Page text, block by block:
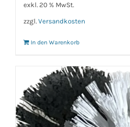
exkl. 20 % MwSt.
zzgl. Versandkosten
In den Warenkorb